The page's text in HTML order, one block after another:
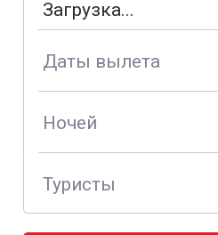
Даты вылета
Ночей
Туристы